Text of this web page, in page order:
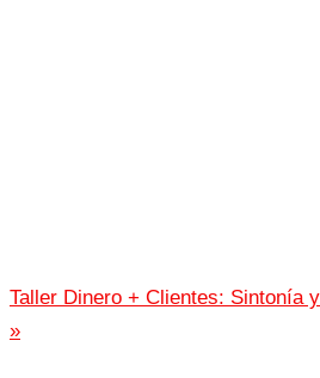
Taller Dinero + Clientes: Sintonía
»